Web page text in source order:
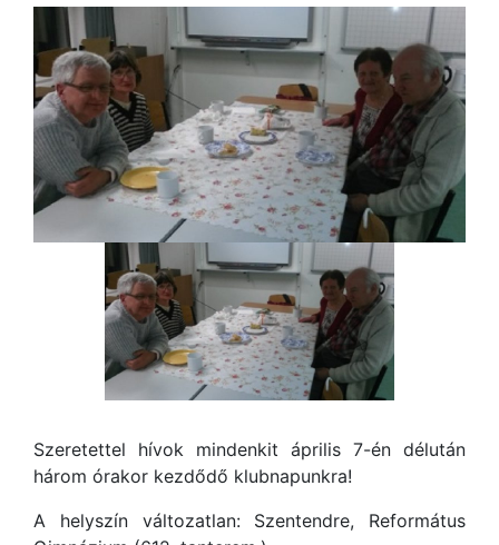
Szeretettel hívok mindenkit április 7-én délután
három órakor kezdődő klubnapunkra!
A helyszín változatlan: Szentendre, Református